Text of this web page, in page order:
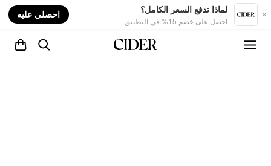
لماذا تدفع السعر الكامل؟
احصل على خصم 15% في التطبيق
احصلي عليه